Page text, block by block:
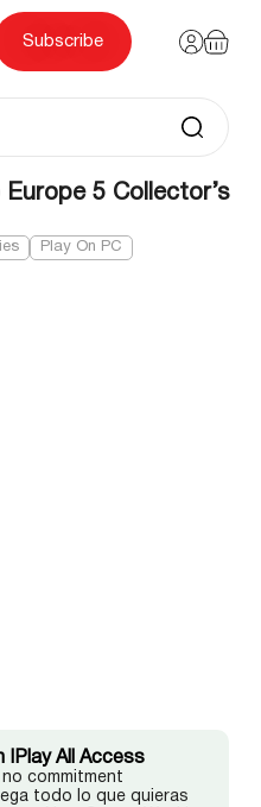
Subscribe
5 Collector’s
Play On PC
IPlay All Access
commitment
todo lo que quieras